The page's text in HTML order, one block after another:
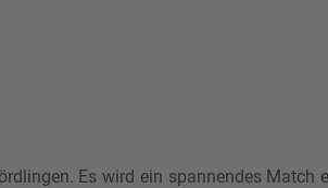
Es wird ein spannendes Match